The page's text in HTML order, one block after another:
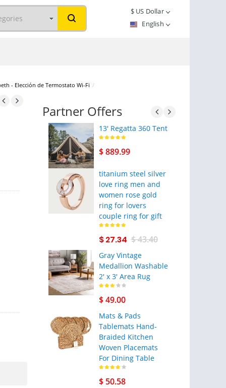
$US Dollar
English
- Elección de Termostato Wi-Fi /
Partner Offers
13' Regatta 360 Tent
$ 889.99
titanium steel silver
love ring men and
women rose gold
ring for lovers
couple ring for gift
$ 27.34 $ 43.40
Gray Vintage
Medallion Washable
2' x 3' Area Rug
$ 49.00
Mats & Pads
Tablemats Hand-
Braided Kitchen
Woven Placemats
For Dining Table
$ 50.58